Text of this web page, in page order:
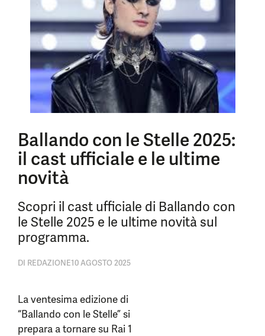
Ballando con le Stelle 2025:
il cast ufficiale e le ultime
novità
Scopri il cast ufficiale di Ballando con
le Stelle 2025 e le ultime novità sul
programma.
DI REDAZIONE10 AGOSTO 2025
La ventesima edizione di
“Ballando con le Stelle” si
prepara a tornare su Rai 1